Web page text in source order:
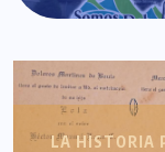
LA HISTORIA